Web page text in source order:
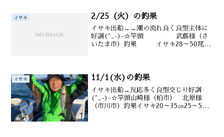
イサキ 2/25（火）の釣果
イサキ出船→→潮の流れ良く良型主体に
好調(^_-)-☆竿頭 武藤様（さ
いたま市）釣果 イサキ28～50尾
イサキ 11/1(水)の釣果
イサキ出船→反応多く良型交じり好調
(^_-)-☆竿頭山崎様（柏市） 北原様
（市川市）釣果イサキ20～35㎝25～50匹